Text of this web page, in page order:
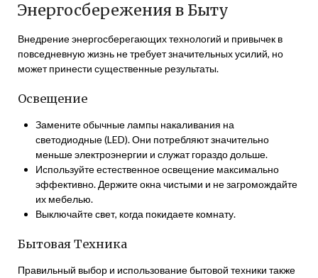
Энергосбережения в Быту
Внедрение энергосберегающих технологий и привычек в
повседневную жизнь не требует значительных усилий, но
может принести существенные результаты.
Освещение
Замените обычные лампы накаливания на
светодиодные (LED). Они потребляют значительно
меньше электроэнергии и служат гораздо дольше.
Используйте естественное освещение максимально
эффективно. Держите окна чистыми и не загромождайте
их мебелью.
Выключайте свет, когда покидаете комнату.
Бытовая Техника
Правильный выбор и использование бытовой техники также